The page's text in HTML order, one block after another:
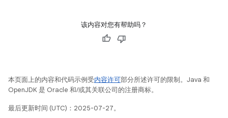
该内容对您有帮助吗？
本页面上的内容和代码示例受内容许可部分所述许可的限制。Java 和
OpenJDK 是 Oracle 和/或其关联公司的注册商标。
最后更新时间 (UTC)：2025-07-27。